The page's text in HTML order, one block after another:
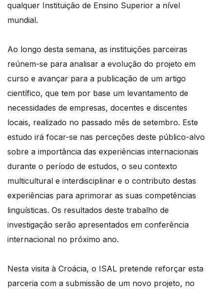
qualquer Instituição de Ensino Superior a nível
mundial.
Ao longo desta semana, as instituições parceiras
reúnem-se para analisar a evolução do projeto em
curso e avançar para a publicação de um artigo
científico, que tem por base um levantamento de
necessidades de empresas, docentes e discentes
locais, realizado no passado mês de setembro. Este
estudo irá focar-se nas perceções deste público-alvo
sobre a importância das experiências internacionais
durante o período de estudos, o seu contexto
multicultural e interdisciplinar e o contributo destas
experiências para aprimorar as suas competências
linguísticas. Os resultados deste trabalho de
investigação serão apresentados em conferência
internacional no próximo ano.
Nesta visita à Croácia, o ISAL pretende reforçar esta
parceria com a submissão de um novo projeto, no